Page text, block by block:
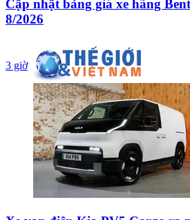
Cập nhật bảng giá xe hãng
8/2026
3 giờ